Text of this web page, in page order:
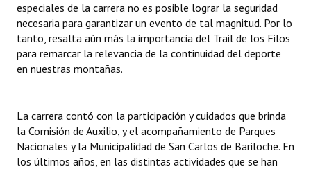
Resoluciones de Presidencia
INSTITUCIONAL
Antiguos Pobladores
Registros y Distinciones
Datos Históricos
especiales de la carrera no es posible lograr la seguridad
necesaria para garantizar un evento de tal magnitud. Por lo
tanto, resalta aún más la importancia del Trail de los Filos
para remarcar la relevancia de la continuidad del deporte
en nuestras montañas.
La carrera contó con la participación y cuidados que brinda
la Comisión de Auxilio, y el acompañamiento de Parques
Nacionales y la Municipalidad de San Carlos de Bariloche. En
los últimos años, en las distintas actividades que se han